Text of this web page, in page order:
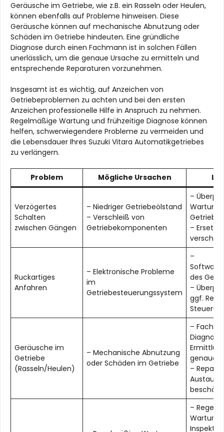
Geräusche im Getriebe, wie z.B. ein Rasseln oder Heulen,
können ebenfalls auf Probleme hinweisen. Diese
Geräusche können auf mechanische Abnutzung oder
Schäden im Getriebe hindeuten. Eine gründliche
Diagnose durch einen Fachmann ist in solchen Fällen
unerlässlich, um die genaue Ursache zu ermitteln und
entsprechende Reparaturen vorzunehmen.
Insgesamt ist es wichtig, auf Anzeichen von
Getriebeproblemen zu achten und bei den ersten
Anzeichen professionelle Hilfe in Anspruch zu nehmen.
Regelmäßige Wartung und frühzeitige Diagnose können
helfen, schwerwiegendere Probleme zu vermeiden und
die Lebensdauer Ihres Suzuki Vitara Automatikgetriebes
zu verlängern.
Problem Mögliche Ursachen
Verzögertes
Schalten
zwischen Gängen
– Niedriger Getriebeölstand
– Verschleiß von
Getriebekomponenten
–
Wartung
–
Ruckartiges
Anfahren
– Elektronische Probleme
im
Getriebesteuerungssystem
–
des
–
ggf.
Geräusche im
Getriebe
(Rasseln/Heulen)
– Mechanische Abnutzung
oder Schäden im Getriebe
–
genauen
–
–
Wartung